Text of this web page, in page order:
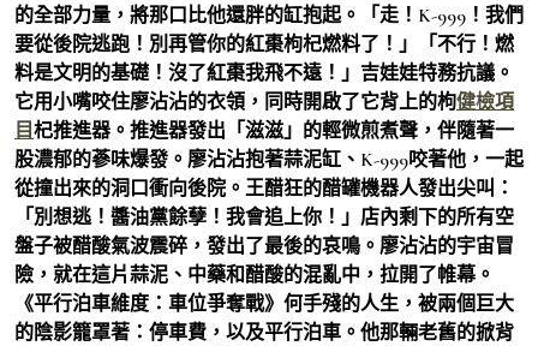
的全部力量，將那口比他還胖的缸抱起。「走！K-999！我們
要從後院逃跑！別再管你的紅棗枸杞燃料了！」「不行！燃
料是文明的基礎！沒了紅棗我飛不遠！」吉娃娃特務抗議。
它用小嘴咬住廖沾沾的衣領，同時開啟了它背上的枸健檢項
目杞推進器。推進器發出「滋滋」的輕微煎煮聲，伴隨著一
股濃郁的蔘味爆發。廖沾沾抱著蒜泥缸、K-999咬著他，一起
從撞出來的洞口衝向後院。王醋狂的醋罐機器人發出尖叫：
「別想逃！醬油黨餘孽！我會追上你！」店內剩下的所有空
盤子被醋酸氣波震碎，發出了最後的哀鳴。廖沾沾的宇宙冒
險，就在這片蒜泥、中藥和醋酸的混亂中，拉開了帷幕。
《平行泊車維度：車位爭奪戰》何手殘的人生，被兩個巨大
的陰影籠罩著：停車費，以及平行泊車。他那輛老舊的掀背